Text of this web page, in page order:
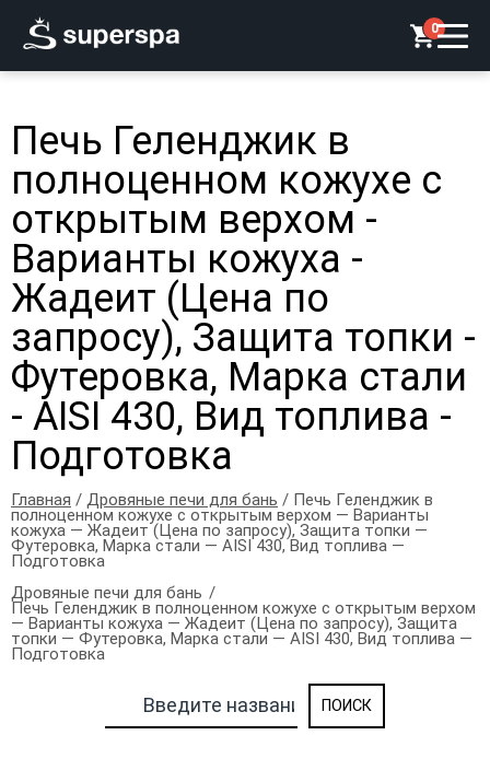
0
Печь Геленджик в
полноценном кожухе с
открытым верхом -
Варианты кожуха -
Жадеит (Цена по
запросу), Защита топки -
Футеровка, Марка стали
- AISI 430, Вид топлива -
Подготовка
Главная / Дровяные печи для бань / Печь Геленджик в
полноценном кожухе с открытым верхом — Варианты
кожуха — Жадеит (Цена по запросу), Защита топки —
Футеровка, Марка стали — AISI 430, Вид топлива —
Подготовка
Дровяные печи для бань
Печь Геленджик в полноценном кожухе с открытым верхом
— Варианты кожуха — Жадеит (Цена по запросу), Защита
топки — Футеровка, Марка стали — AISI 430, Вид топлива —
Подготовка